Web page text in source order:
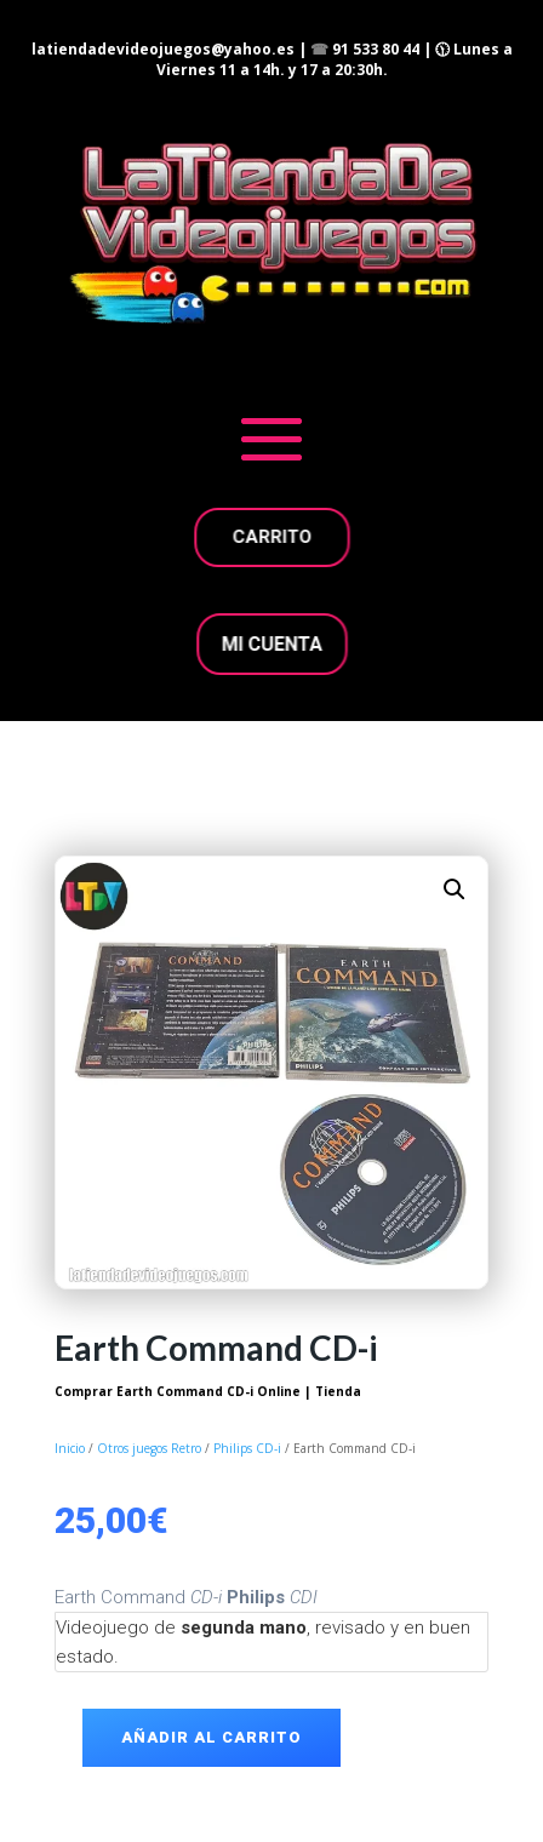
latiendadevideojuegos@yahoo.es | ☎ 91 533 80 44| 🕦 Lunes a
Viernes 11 a 14h. y 17 a 20:30h.
CARRITO
MI CUENTA
Earth Command CD-i
Comprar Earth Command CD-i Online | Tienda
Inicio/ Otros juegos Retro/ Philips CD-i / Earth Command CD-i
25,00€
Earth Command CD-i Philips CDI
Videojuego de segunda mano, revisado y en buen
estado.
Command
AÑADIR AL CARRITO